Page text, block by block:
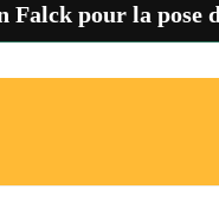
Falck pour la